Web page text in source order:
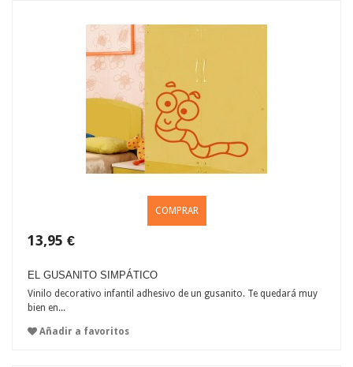
COMPRAR
13,95 €
EL GUSANITO SIMPÁTICO
Vinilo decorativo infantil adhesivo de un gusanito. Te quedará muy
bien en...
Añadir a favoritos